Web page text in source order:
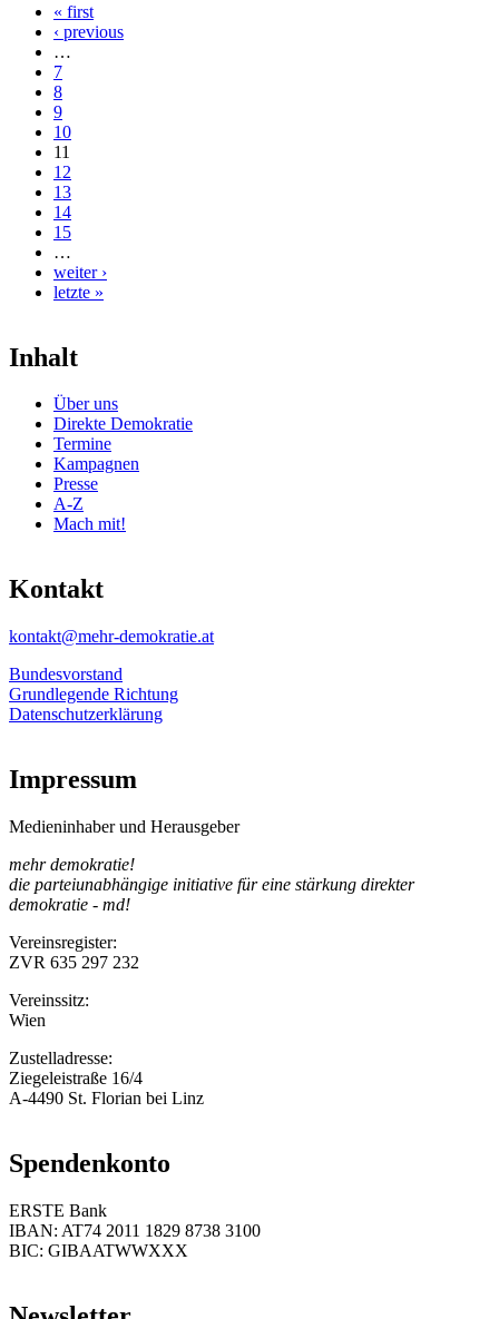
Seiten
« first
‹ previous
…
7
8
9
10
11
12
13
14
15
…
weiter ›
letzte »
Inhalt
Über uns
Direkte Demokratie
Termine
Kampagnen
Presse
A-Z
Mach mit!
Kontakt
kontakt@mehr-demokratie.at
Bundesvorstand
Grundlegende Richtung
Datenschutzerklärung
Impressum
Medieninhaber und Herausgeber
mehr demokratie!
die parteiunabhängige initiative für eine stärkung direkter
demokratie - md!
Vereinsregister:
ZVR 635 297 232
Vereinssitz:
Wien
Zustelladresse:
Ziegeleistraße 16/4
A-4490 St. Florian bei Linz
Spendenkonto
ERSTE Bank
IBAN: AT74 2011 1829 8738 3100
BIC: GIBAATWWXXX